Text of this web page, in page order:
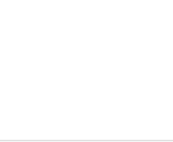
is trotse
land van de